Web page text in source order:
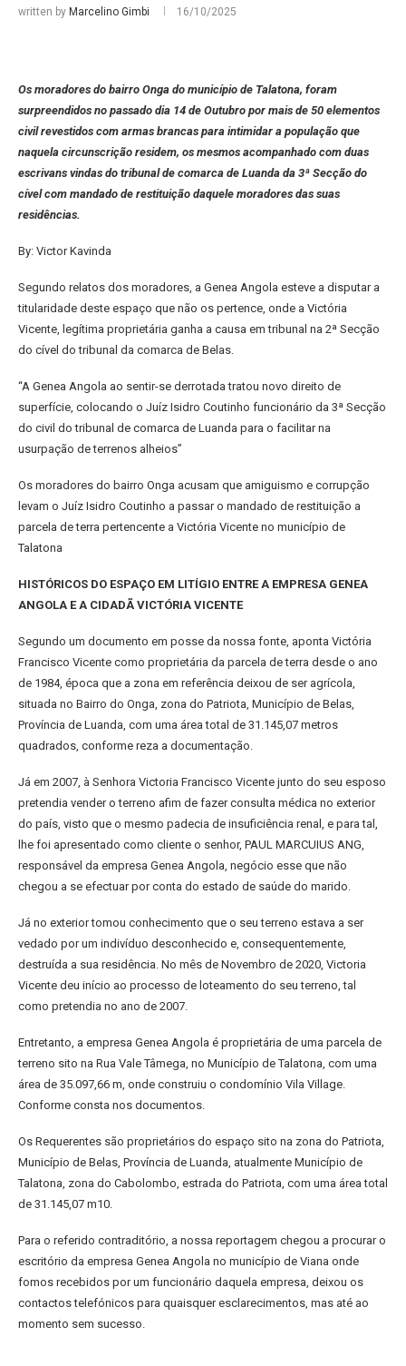
written by Marcelino Gimbi 16/10/2025
Os moradores do bairro Onga do município de Talatona, foram
surpreendidos no passado dia 14 de Outubro por mais de 50 elementos
civil revestidos com armas brancas para intimidar a população que
naquela circunscrição residem, os mesmos acompanhado com duas
escrivans vindas do tribunal de comarca de Luanda da 3ª Secção do
cível com mandado de restituição daquele moradores das suas
residências.
By: Victor Kavinda
Segundo relatos dos moradores, a Genea Angola esteve a disputar a
titularidade deste espaço que não os pertence, onde a Victória
Vicente, legítima proprietária ganha a causa em tribunal na 2ª Secção
do cível do tribunal da comarca de Belas.
“A Genea Angola ao sentir-se derrotada tratou novo direito de
superfície, colocando o Juíz Isidro Coutinho funcionário da 3ª Secção
do civil do tribunal de comarca de Luanda para o facilitar na
usurpação de terrenos alheios”
Os moradores do bairro Onga acusam que amiguismo e corrupção
levam o Juíz Isidro Coutinho a passar o mandado de restituição a
parcela de terra pertencente a Victória Vicente no município de
Talatona
HISTÓRICOS DO ESPAÇO EM LITÍGIO ENTRE A EMPRESA GENEA
ANGOLA E A CIDADÃ VICTÓRIA VICENTE
Segundo um documento em posse da nossa fonte, aponta Victória
Francisco Vicente como proprietária da parcela de terra desde o ano
de 1984, época que a zona em referência deixou de ser agrícola,
situada no Bairro do Onga, zona do Patriota, Município de Belas,
Província de Luanda, com uma área total de 31.145,07 metros
quadrados, conforme reza a documentação.
Já em 2007, à Senhora Victoria Francisco Vicente junto do seu esposo
pretendia vender o terreno afim de fazer consulta médica no exterior
do país, visto que o mesmo padecia de insuficiência renal, e para tal,
lhe foi apresentado como cliente o senhor, PAUL MARCUIUS ANG,
responsável da empresa Genea Angola, negócio esse que não
chegou a se efectuar por conta do estado de saúde do marido.
Já no exterior tomou conhecimento que o seu terreno estava a ser
vedado por um indivíduo desconhecido e, consequentemente,
destruída a sua residência. No mês de Novembro de 2020, Victoria
Vicente deu início ao processo de loteamento do seu terreno, tal
como pretendia no ano de 2007.
Entretanto, a empresa Genea Angola é proprietária de uma parcela de
terreno sito na Rua Vale Tâmega, no Município de Talatona, com uma
área de 35.097,66 m, onde construiu o condomínio Vila Village.
Conforme consta nos documentos.
Os Requerentes são proprietários do espaço sito na zona do Patriota,
Município de Belas, Província de Luanda, atualmente Município de
Talatona, zona do Cabolombo, estrada do Patriota, com uma área total
de 31.145,07 m10.
Para o referido contraditório, a nossa reportagem chegou a procurar o
escritório da empresa Genea Angola no município de Viana onde
fomos recebidos por um funcionário daquela empresa, deixou os
contactos telefónicos para quaisquer esclarecimentos, mas até ao
momento sem sucesso.